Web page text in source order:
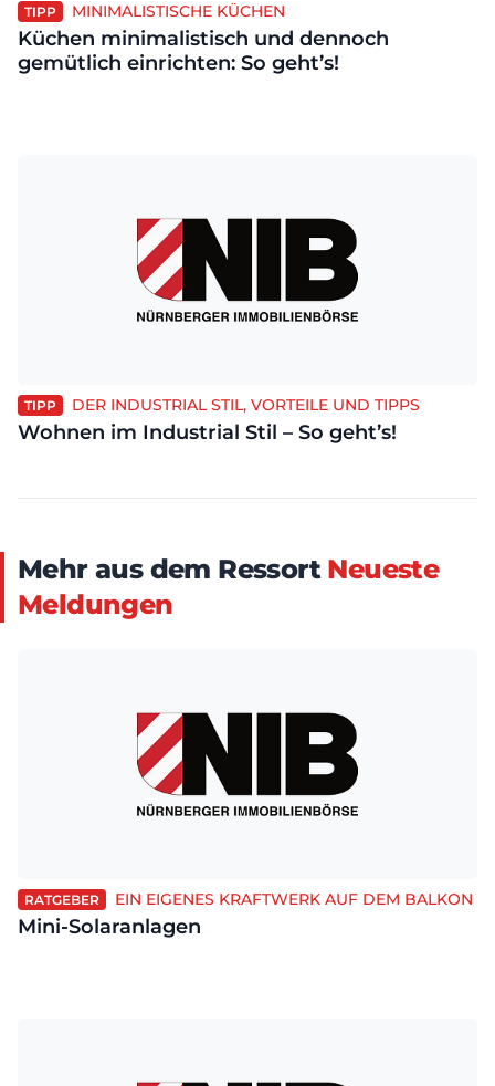
TIPP MINIMALISTISCHE KÜCHEN
Küchen minimalistisch und dennoch
gemütlich einrichten: So geht’s!
TIPP DER INDUSTRIAL STIL, VORTEILE UND TIPPS
Wohnen im Industrial Stil – So geht’s!
Mehr aus dem Ressort Neueste
Meldungen
RATGEBER EIN EIGENES KRAFTWERK AUF DEM BALKON
Mini-Solaranlagen